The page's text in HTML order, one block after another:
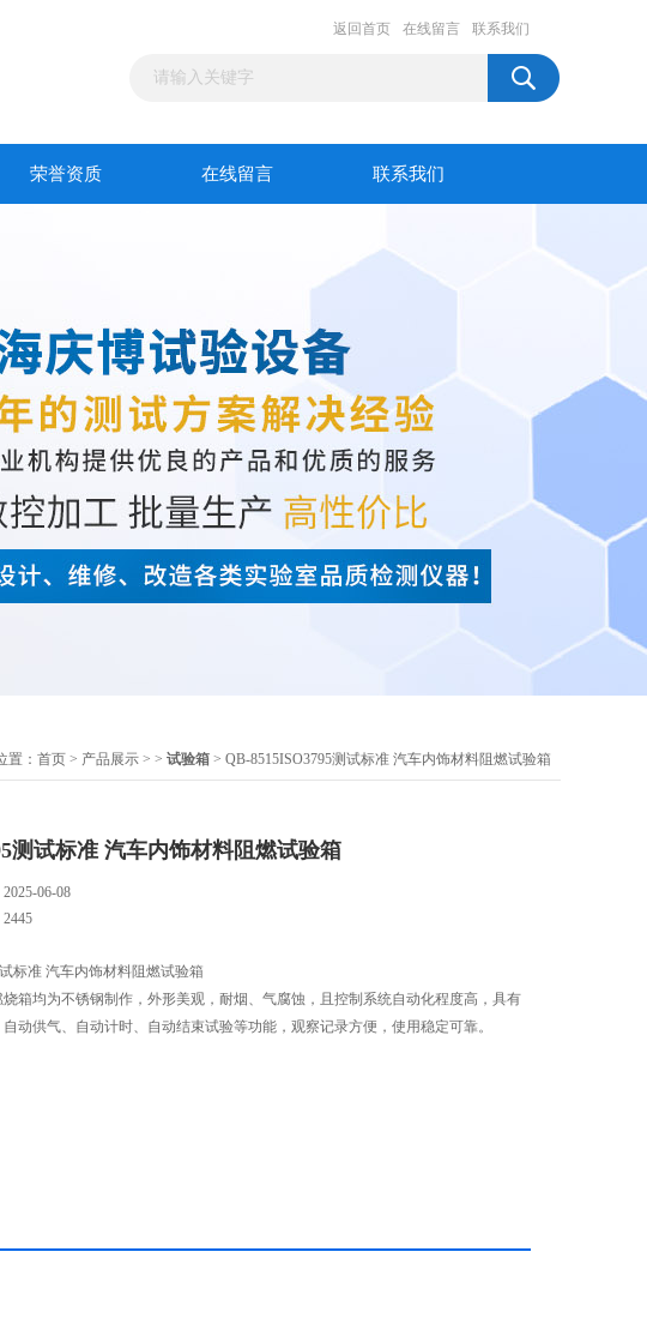
返回首页 在线留言 联系我们
荣誉资质 在线留言 联系我们
置： 首页 > 产品展示 > > 试验箱 > QB-8515ISO3795测试标准 汽车内饰材料阻燃试验箱
测试标准 汽车内饰材料阻燃试验箱
06-08
2445
标准 汽车内饰材料阻燃试验箱
箱均为不锈钢制作，外形美观，耐烟、气腐蚀，且控制系统自动化程度高，具有
动供气、自动计时、自动结束试验等功能，观察记录方便，使用稳定可靠。